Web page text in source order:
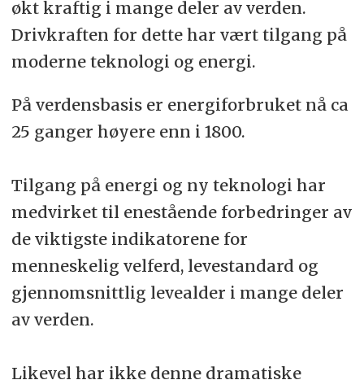
økt kraftig i mange deler av verden.
Drivkraften for dette har vært tilgang på
moderne teknologi og energi.
På verdensbasis er energiforbruket nå ca
25 ganger høyere enn i 1800.
Tilgang på energi og ny teknologi har
medvirket til enestående forbedringer av
de viktigste indikatorene for
menneskelig velferd, levestandard og
gjennomsnittlig levealder i mange deler
av verden.
Likevel har ikke denne dramatiske